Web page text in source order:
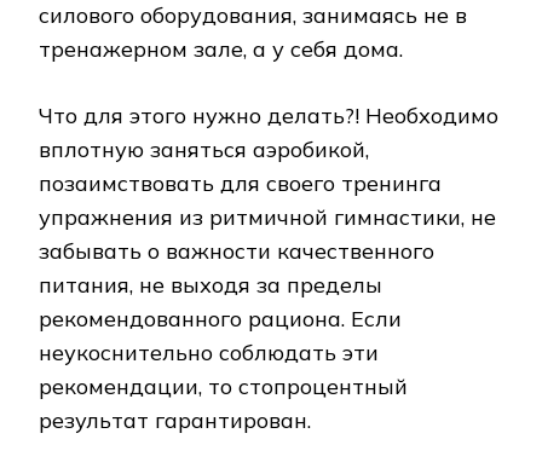
силового оборудования, занимаясь не в
тренажерном зале, а у себя дома.
Что для этого нужно делать?! Необходимо
вплотную заняться аэробикой,
позаимствовать для своего тренинга
упражнения из ритмичной гимнастики, не
забывать о важности качественного
питания, не выходя за пределы
рекомендованного рациона. Если
неукоснительно соблюдать эти
рекомендации, то стопроцентный
результат гарантирован.